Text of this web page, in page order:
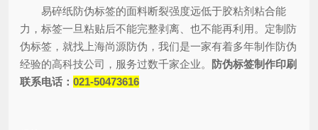
易碎纸防伪标签的面料断裂强度远低于胶粘剂粘合能
力，标签一旦粘贴后不能完整剥离、也不能再利用。定制防
伪标签，就找上海尚源防伪，我们是一家有着多年制作防伪
经验的高科技公司，服务过数千家企业。
防伪标签制作印刷
联系电话： 021-50473616